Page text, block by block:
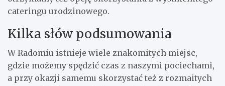
cateringu urodzinowego.
Kilka słów podsumowania
W Radomiu istnieje wiele znakomitych miejsc,
gdzie możemy spędzić czas z naszymi pociechami,
a przy okazji samemu skorzystać też z rozmaitych